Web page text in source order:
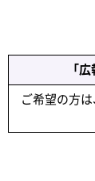
「
ご希望の方